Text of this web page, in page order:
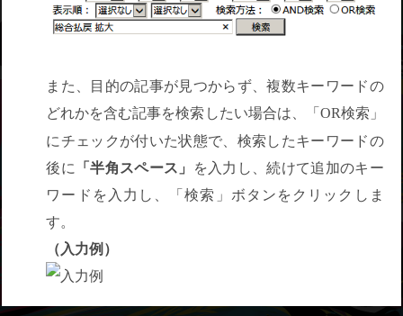
また、目的の記事が見つからず、複数キーワードの
どれかを含む記事を検索したい場合は、「OR検索」
にチェックが付いた状態で、検索したキーワードの
後に
「半角スペース」
を入力し、続けて追加のキー
ワードを入力し、「検索」ボタンをクリックしま
す。
（入力例）